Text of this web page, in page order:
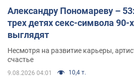
Александру Пономареву –
трех детях секс-символа 90-
выглядят
Несмотря на развитие карьеры,
счастье
9.08.2026 04:01 10,4 т.